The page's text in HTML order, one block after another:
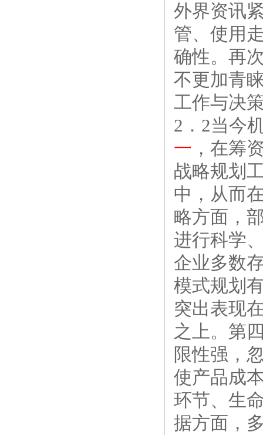
外界资讯
管、使用
确性。再
不更加青
工作与决
2．2当今
一 ，在筹
战略规划
中，从而
略方面，
进行科学
企业多数
模式规划
突出表现
之上。第
限性强，
使产品成
环节、生
据方面，